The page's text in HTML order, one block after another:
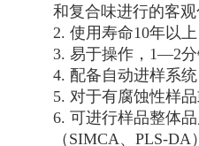
和复合味进行的客
2. 使用寿命10年以
3. 易于操作，1—2
4. 配备自动进样系
5. 对于有腐蚀性样
6. 可进行样品整体
（SIMCA、PLS-